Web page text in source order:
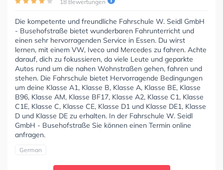
18 Bewertungen
Die kompetente und freundliche Fahrschule W. Seidl GmbH
- Busehofstraße bietet wunderbaren Fahrunterricht und
einen sehr hervorragenden Service in Essen. Du wirst
lernen, mit einem VW, Iveco und Mercedes zu fahren. Achte
darauf, dich zu fokussieren, da viele Leute und geparkte
Autos rund um die nahen Wohnstraßen gehen, fahren und
stehen. Die Fahrschule bietet Hervorragende Bedingungen
um deine Klasse A1, Klasse B, Klasse A, Klasse BE, Klasse
B96, Klasse AM, Klasse BF17, Klasse A2, Klasse C1, Klasse
C1E, Klasse C, Klasse CE, Klasse D1 und Klasse DE1, Klasse
D und Klasse DE zu erhalten. In der Fahrschule W. Seidl
GmbH - Busehofstraße Sie können einen Termin online
anfragen.
German